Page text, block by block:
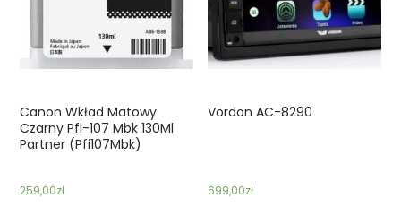
Canon Wkład Matowy
Czarny Pfi-107 Mbk 130Ml
Partner (Pfi107Mbk)
259,00zł
Vordon AC-8290
699,00zł